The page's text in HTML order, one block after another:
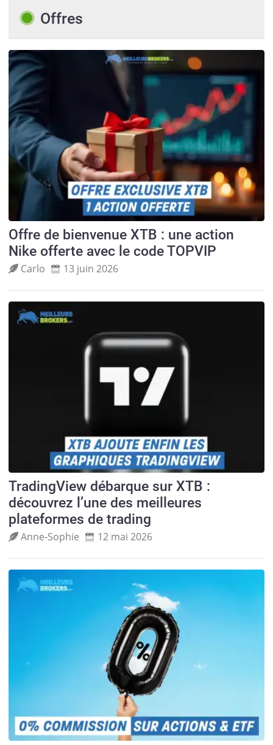
Offres
Offre de bienvenue XTB : une action
Nike offerte avec le code TOPVIP
Carlo 13 juin 2026
TradingView débarque sur XTB :
découvrez l’une des meilleures
plateformes de trading
Anne‑Sophie 12 mai 2026